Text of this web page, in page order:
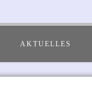
AKTUELLES